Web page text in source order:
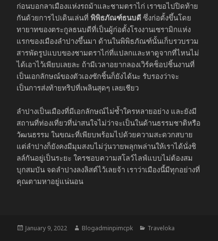
ก่อนบอกลาเมืองแห่งรถม้าและชามตราไก่ เราขอไปปิดท้าย
กันด้วยการไปเดินเล่นที่พิพิธภัณฑ์ธนบดี ซึ่งก่อตั้งขึ้นโดย
ทายาทของตระกูลธนบดีที่เป็นผู้ก่อตั้งโรงงานเซรามิกแห่ง
แรกของเมืองลำปางขึ้นมา ด้านในพิพิธภัณฑ์นั้นเก็บรวบรวม
สารพัดรูปแบบของชามตราไก่ที่แปลกและหาดูจากที่ไหนไม่
ได้เอาไว้เพียบเลยละ ถ้ามีเวลาอยากลองเวิร์คช็อปชิ้นงานที่
เป็นเอกลักษณ์ของตัวเองซักชิ้นก็ยังได้นะ รับรองว่าจะ
เป็นการส่งท้ายทริปที่เพลินสุดๆ เลยเชียว
ลำปางเป็นเมืองที่มีเอกลักษณ์ไม่ซ้ำใครหลายอย่าง และยังมี
สถานที่ท่องเที่ยวที่น่าสนใจไม่ว่าจะเป็นในด้านธรรมชาติหรือ
วัฒนธรรม ในขณะที่เพียบพร้อมไปด้วยความสะดวกสบาย
แต่ลำปางก็ยังคงมีมุมสงบไม่วุ่นวายพลุกพล่านให้เราได้นั่งชิ
ลล์กันอยู่เป็นระยะ ใครชอบความสโลว์ไลฟ์แบบไม่ต้องสม
บุกสมบัน จดลำปางลงลิสต์ไว้เลยจ้า เราว่าเมืองนี้มีทุกอย่างที่
คุณตามหาอยู่แน่นอน
Posted
January 9, 2022 Author
Blogadminpimcpk Categories
Traveloka